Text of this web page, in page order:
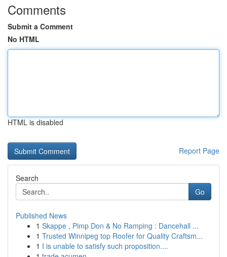
Comments
Submit a Comment
No HTML
HTML is disabled
Report Page
Search
Go
Published News
1 Skappe , Pimp Don & No Ramping : Dancehall ...
1 Trusted Winnipeg top Roofer for Quality Craftsm...
1 I is unable to satisfy such proposition....